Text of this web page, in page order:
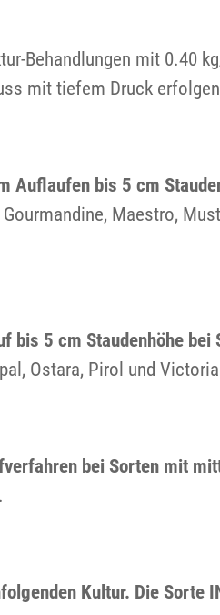
Behandlungen mit 0.40
mit tiefem Druck
Auflaufen bis 5 cm
Maestro,
bis 5 cm Staudenhöhe
Ostara, Pirol und
bei Sorten mit
Kultur. Die Sorte